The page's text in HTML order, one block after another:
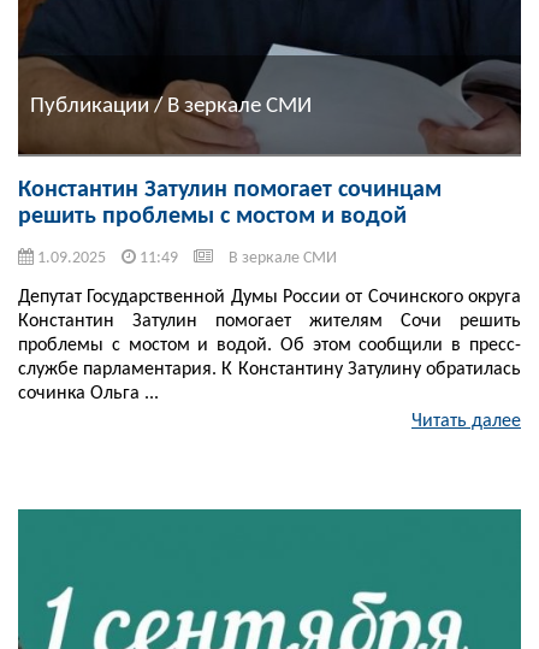
Публикации / В зеркале СМИ
Константин Затулин помогает сочинцам
решить проблемы с мостом и водой
1.09.2025 11:49 В зеркале СМИ
Депутат Государственной Думы России от Сочинского округа
Константин Затулин помогает жителям Сочи решить
проблемы с мостом и водой. Об этом сообщили в пресс-
службе парламентария. К Константину Затулину обратилась
сочинка Ольга ...
Читать далее